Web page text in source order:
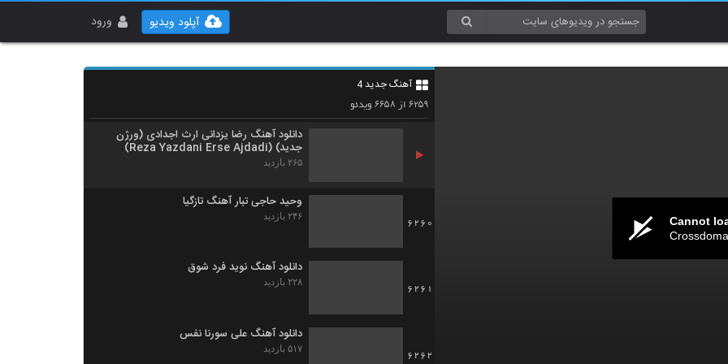
ورود آپلود ویدیو
Cannot
آهنگ جدید 4
۶۲۵۹از ۶۶۵۸ویدئو
6258
دانلود آهنگ جدید و زیبای کاوه ایرانی با نام
دانلود آهنگ رضا یزدانی ارث اجدادی (ورژن
جدید) (Reza Yazdani Erse Ajdadi)
۲۶۵ بازدید
6260
وحید حاجی تبار آهنگ تازگیا
۲۴۶ بازدید
6261
دانلود آهنگ نوید فرد شوق
۲۲۸ بازدید
6262
دانلود آهنگ علی سورنا نفس
۵۱۷ بازدید